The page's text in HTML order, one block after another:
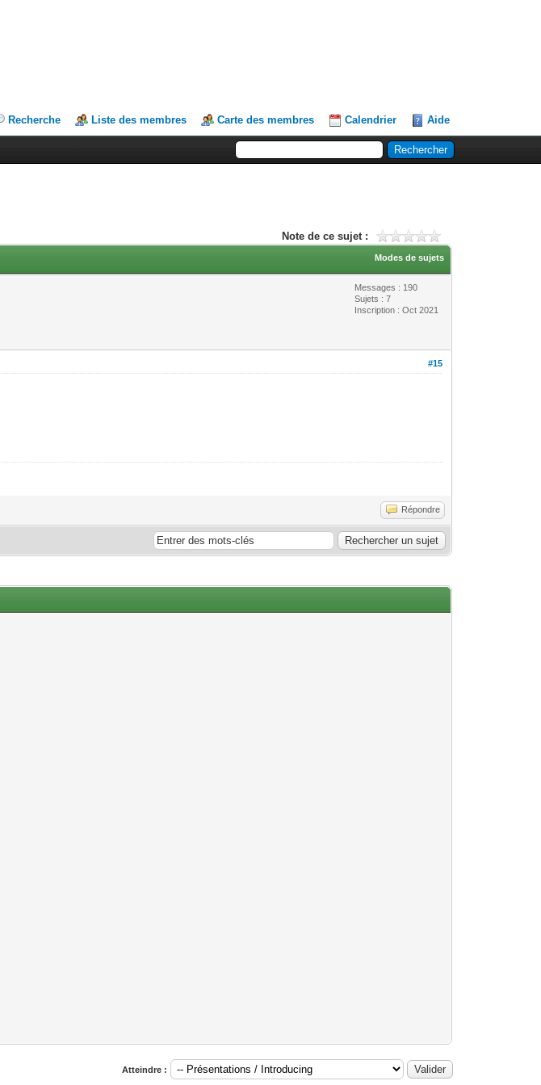
Recherche Liste des membres Carte des membres Calendrier Aide
Note de ce sujet :
Modes de sujets
Messages : 190
Sujets : 7
Inscription : Oct 2021
#15
Répondre
Atteindre :